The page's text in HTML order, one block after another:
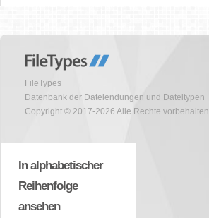
FileTypes
Datenbank der Dateiendungen und Dateitypen
Copyright © 2017-2026 Alle Rechte vorbehalten
In alphabetischer
Reihenfolge
ansehen